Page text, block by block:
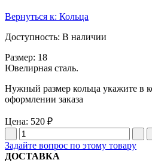
Вернуться к: Кольца
Доступность: В наличии
Размер: 18
Ювелирная сталь.
Нужный размер кольца укажите в
оформлении заказа
Цена: 520 ₽
Задайте вопрос по этому товару
ДОСТАВКА